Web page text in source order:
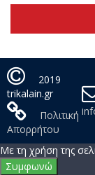
Επίσκεψη του
Θεσσαλίας
06/08/2026
2019
trikalain.gr